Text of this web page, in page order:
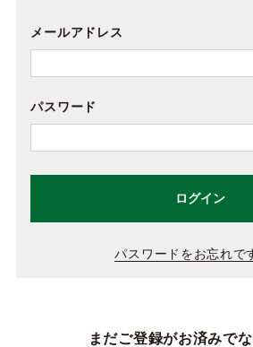
メールアドレス
パスワード
ログイン
パスワードをお忘れで
まだご登録がお済みで